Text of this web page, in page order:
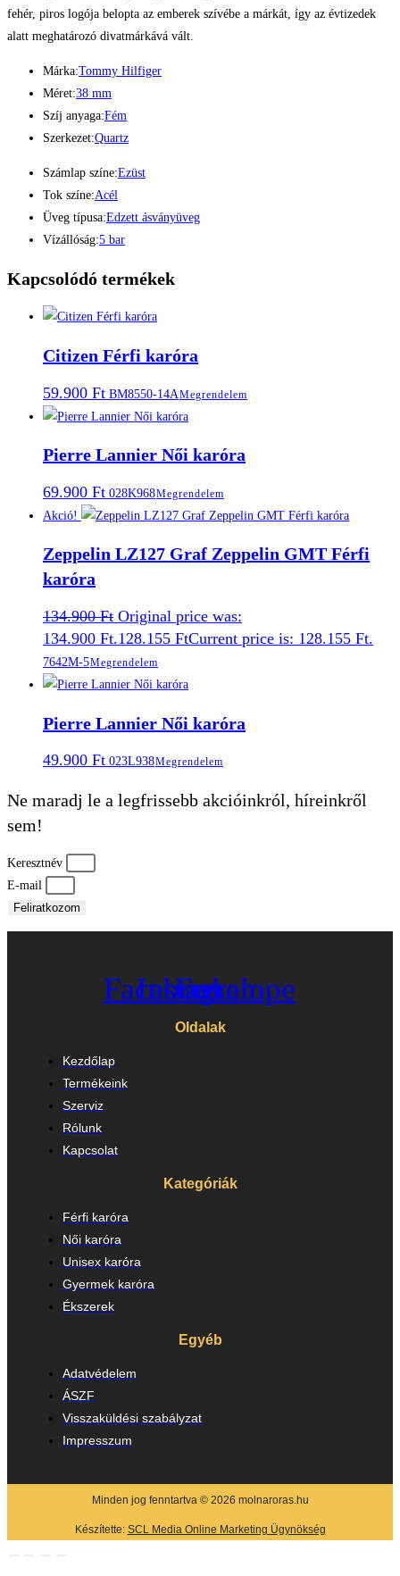
fehér, piros logója belopta az emberek szívébe a márkát, így az évtizedek
alatt meghatározó divatmárkává vált.
Márka:Tommy Hilfiger
Méret:38 mm
Szíj anyaga:Fém
Szerkezet:Quartz
Számlap színe:Ezüst
Tok színe:Acél
Üveg típusa:Edzett ásványüveg
Vízállóság:5 bar
Kapcsolódó termékek
Citizen Férfi karóra
59.900 Ft BM8550-14AMegrendelem
Pierre Lannier Női karóra
69.900 Ft 028K968Megrendelem
Akció!
Zeppelin LZ127 Graf Zeppelin GMT Férfi
karóra
134.900Ft Original price was:
134.900 Ft.128.155 FtCurrent price is: 128.155 Ft.
7642M-5Megrendelem
Pierre Lannier Női karóra
49.900 Ft 023L938Megrendelem
Ne maradj le a legfrissebb akcióinkról, híreinkről
sem!
Keresztnév
E-mail
Feliratkozom
Facebook
Instagram
Envelope
Oldalak
Kezdőlap
Termékeink
Szerviz
Rólunk
Kapcsolat
Kategóriák
Férfi karóra
Női karóra
Unisex karóra
Gyermek karóra
Ékszerek
Egyéb
Adatvédelem
ÁSZF
Visszaküldési szabályzat
Impresszum
Minden jog fenntartva © 2026 molnaroras.hu
Készítette: SCL Media Online Marketing Ügynökség